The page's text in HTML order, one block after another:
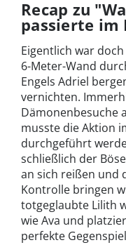
Recap zu
passierte im
Eigentlich war
6-Meter-Wand
Engels Adriel
vernichten.
Dämonenbesuche
musste die Aktion
durchgeführt
schließlich der
an sich reißen und
Kontrolle bringen
totgeglaubte Lilith
wie Ava und
perfekte